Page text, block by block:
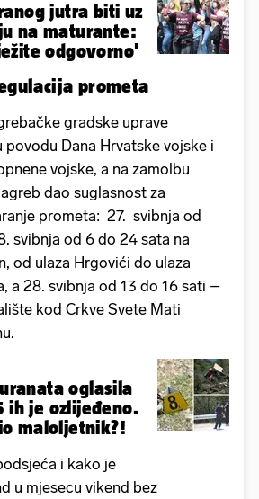
jutra biti uz
na maturante:
odgovorno'
prometa
gradske uprave
povodu Dana Hrvatske vojske i
vojske, a na zamolbu
dao suglasnost za
prometa: 27. svibnja od
svibnja od 6 do 24 sata na
od ulaza Hrgovići do ulaza
a 28. svibnja od 13 do 16 sati –
kod Crkve Svete Mati
oglasila
ih je ozlijeđeno.
maloljetnik?!
i kako je
u mjesecu vikend bez